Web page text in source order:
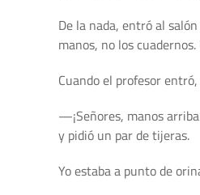
De la nada, entró al
manos, no los
Cuando el profesor
—¡Señores, manos
y pidió un par de tijeras.
Yo estaba a punto de